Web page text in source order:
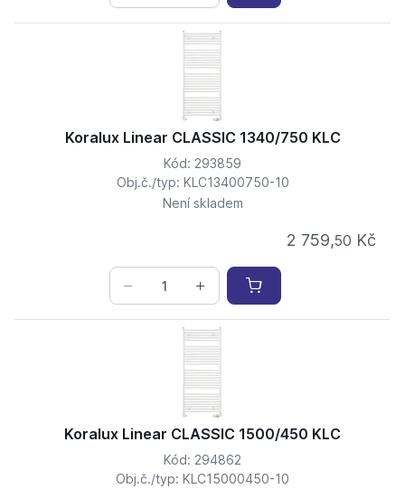
Koralux Linear CLASSIC 1340/750 KLC
Kód: 293859
Obj.č./typ: KLC13400750-10
Není skladem
2 759,50 Kč
Koralux Linear CLASSIC 1500/450 KLC
Kód: 294862
Obj.č./typ: KLC15000450-10